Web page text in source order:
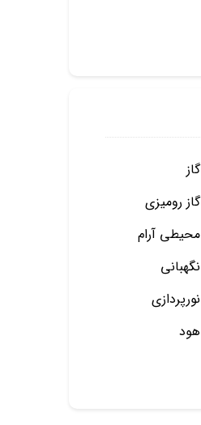
گاز
گاز رومیزی
محیطی آرام
نگهبانی
نورپردازی
هود